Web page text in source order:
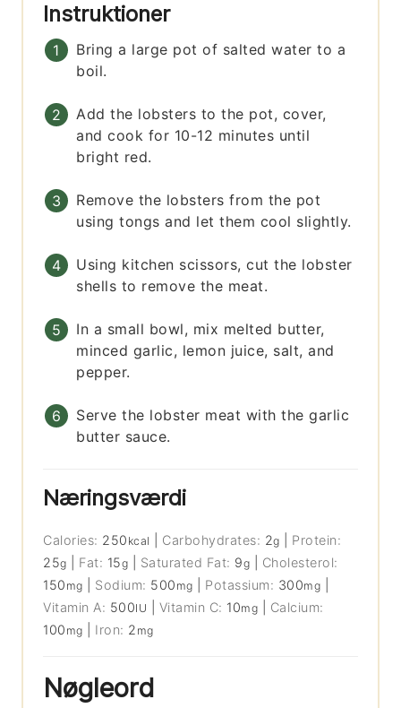
Instruktioner
Bring a large pot of salted water to a
boil.
Add the lobsters to the pot, cover,
and cook for 10-12 minutes until
bright red.
Remove the lobsters from the pot
using tongs and let them cool slightly.
Using kitchen scissors, cut the lobster
shells to remove the meat.
In a small bowl, mix melted butter,
minced garlic, lemon juice, salt, and
pepper.
Serve the lobster meat with the garlic
butter sauce.
Næringsværdi
Calories: 250 kcal Carbohydrates: 2g
Protein:
25g Fat: 15g Saturated Fat: 9g
Cholesterol:
150 mg Sodium: 500 mg Potassium: 300mg
Vitamin A: 500IU Vitamin C: 10mg
Calcium:
100 mg Iron: 2 mg
Nøgleord